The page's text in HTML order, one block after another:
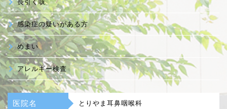
長引く咳
感染症の疑いがある方
めまい
アレルギー検査
医院名 とりやま耳鼻咽喉科